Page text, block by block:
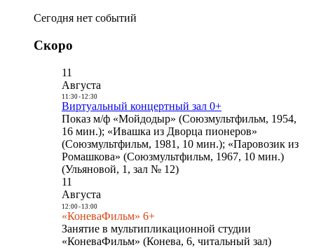
Сегодня нет событий
Скоро
11
Августа
11:30- 12:30
Виртуальный концертный зал 0+
Показ м/ф «Мойдодыр» (Союзмультфильм, 1954,
16 мин.); «Ивашка из Дворца пионеров»
(Союзмультфильм, 1981, 10 мин.); «Паровозик из
Ромашкова» (Союзмультфильм, 1967, 10 мин.)
(Ульяновой, 1, зал № 12)
11
Августа
12:00- 13:00
«КоневаФильм» 6+
Занятие в мультипликационной студии
«КоневаФильм» (Конева, 6, читальный зал)